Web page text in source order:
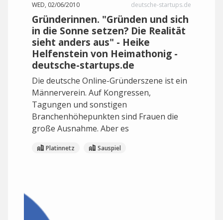
WED, 02/06/2010 deutsche-startups.de
Gründerinnen. "Gründen und sich
in die Sonne setzen? Die Realität
sieht anders aus" - Heike
Helfenstein von Heimathonig -
deutsche-startups.de
Die deutsche Online-Gründerszene ist ein
Männerverein. Auf Kongressen,
Tagungen und sonstigen
Branchenhöhepunkten sind Frauen die
große Ausnahme. Aber es
Platinnetz Sauspiel